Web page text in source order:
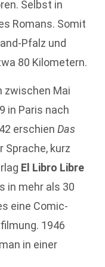
Selbst in
Romans. Somit
Pfalz und
80 Kilometern.
zwischen Mai
in Paris nach
erschien Das
Sprache, kurz
El Libro Libre
in mehr als 30
eine Comic-
1946
in einer